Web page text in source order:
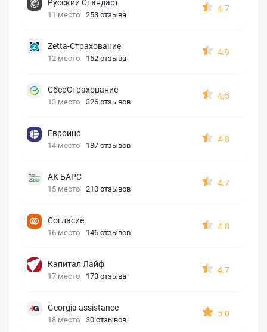
Русский Стандарт
11 место 253 отзыва
4.7
Zetta-Страхование
12 место 162 отзыва
4.9
СберСтрахование
13 место 326 отзывов
4.5
Евроинс
14 место 187 отзывов
4.8
АК БАРС
15 место 210 отзывов
4.7
Согласие
16 место 146 отзывов
4.8
Капитал Лайф
17 место 173 отзыва
4.7
Georgia assistance
18 место 30 отзывов
5.0